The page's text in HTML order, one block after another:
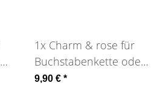
1x Charm & rose für
Buchstabenkette oder
Armband
9,90 € *